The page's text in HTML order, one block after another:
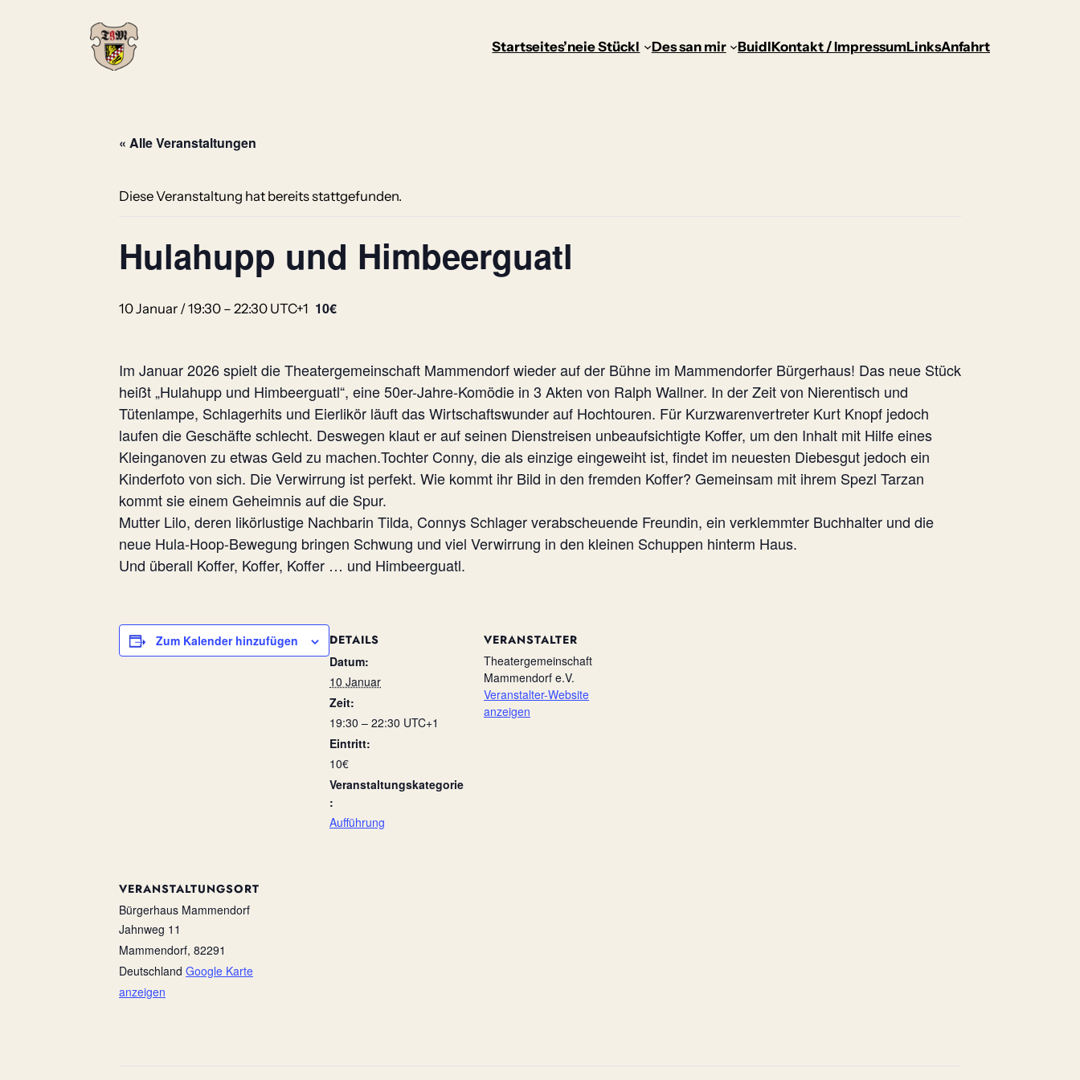
Startseites’neie Stückl Des san mir BuidlKontakt / ImpressumLinksAnfahrt
« Alle Veranstaltungen
Diese Veranstaltung hat bereits stattgefunden.
Hulahupp und Himbeerguatl
10 Januar / 19:30 – 22:30 UTC+1 10€
Im Januar 2026 spielt die Theatergemeinschaft Mammendorf wieder auf der Bühne im Mammendorfer Bürgerhaus! Das neue Stück
heißt „Hulahupp und Himbeerguatl“, eine 50er-Jahre-Komödie in 3 Akten von Ralph Wallner. In der Zeit von Nierentisch und
Tütenlampe, Schlagerhits und Eierlikör läuft das Wirtschaftswunder auf Hochtouren. Für Kurzwarenvertreter Kurt Knopf jedoch
laufen die Geschäfte schlecht. Deswegen klaut er auf seinen Dienstreisen unbeaufsichtigte Koffer, um den Inhalt mit Hilfe eines
Kleinganoven zu etwas Geld zu machen.Tochter Conny, die als einzige eingeweiht ist, findet im neuesten Diebesgut jedoch ein
Kinderfoto von sich. Die Verwirrung ist perfekt. Wie kommt ihr Bild in den fremden Koffer? Gemeinsam mit ihrem Spezl Tarzan
kommt sie einem Geheimnis auf die Spur.
Mutter Lilo, deren likörlustige Nachbarin Tilda, Connys Schlager verabscheuende Freundin, ein verklemmter Buchhalter und die
neue Hula-Hoop-Bewegung bringen Schwung und viel Verwirrung in den kleinen Schuppen hinterm Haus.
Und überall Koffer, Koffer, Koffer … und Himbeerguatl.
Zum Kalender hinzufügen
DETAILS
Datum:
10 Januar
Zeit:
19:30 – 22:30 UTC+1
Eintritt:
10€
Veranstaltungskategorie
:
Aufführung
VERANSTALTER
Theatergemeinschaft
Mammendorf e.V.
Veranstalter-Website
anzeigen
VERANSTALTUNGSORT
Bürgerhaus Mammendorf
Jahnweg 11
Mammendorf, 82291
Deutschland Google Karte
anzeigen